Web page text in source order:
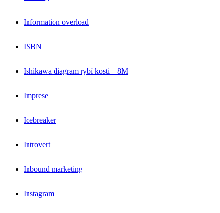
Information overload
ISBN
Ishikawa diagram rybí kosti – 8M
Imprese
Icebreaker
Introvert
Inbound marketing
Instagram